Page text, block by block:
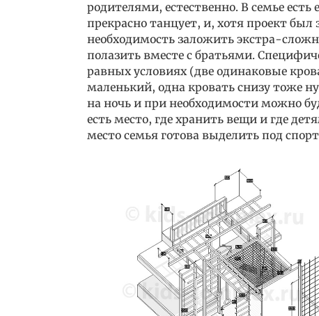
родителями, естественно. В семье есть
прекрасно танцует, и, хотя проект
необходимость заложить экстра-
полазить вместе с братьями.
равных условиях (две одинаковые
маленький, одна кровать снизу тоже
на ночь и при необходимости можно
есть место, где хранить вещи и где
место семья готова выделить под